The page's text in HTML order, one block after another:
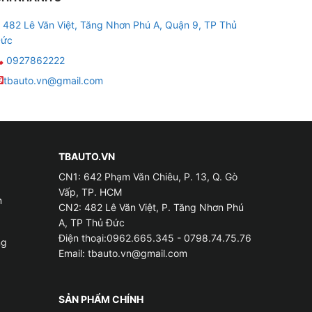
482 Lê Văn Việt, Tăng Nhơn Phú A, Quận 9, TP Thủ
0927862222
tbauto.vn@gmail.com
TBAUTO.VN
CN1: 642 Phạm Văn Chiêu, P. 13, Q. Gò
Vấp, TP. HCM
CN2: 482 Lê Văn Việt, P. Tăng Nhơn Phú
A, TP Thủ Đức
Điện thoại:0962.665.345 - 0798.74.75.76
Email: tbauto.vn@gmail.com
SẢN PHẨM CHÍNH